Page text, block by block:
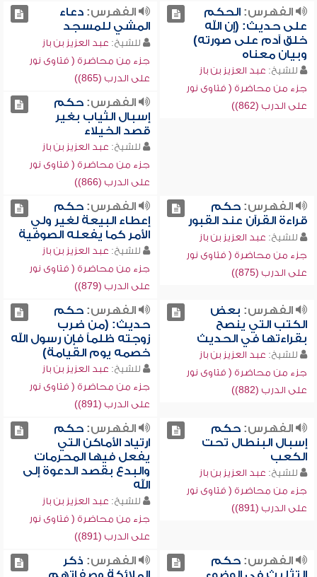
الفهرس:الحكم
على حديث: (إن الله
خلق آدم على صورته)
وبيان معناه
للشيخ: عبد العزيز بن باز
جزء من محاضرة ( فتاوى نور
على الدرب (862))
الفهرس:دعاء
المشي للمسجد
للشيخ: عبد العزيز بن باز
جزء من محاضرة ( فتاوى نور
على الدرب (865))
الفهرس:حكم
إسبال الثياب بغير
قصد الخيلاء
للشيخ: عبد العزيز بن باز
جزء من محاضرة ( فتاوى نور
على الدرب (866))
الفهرس:حكم
قراءة القرآن عند القبور
للشيخ: عبد العزيز بن باز
جزء من محاضرة ( فتاوى نور
على الدرب (875))
الفهرس:حكم
إعطاء البيعة لغير ولي
الأمر كما يفعله الصوفية
للشيخ: عبد العزيز بن باز
جزء من محاضرة ( فتاوى نور
على الدرب (879))
الفهرس: بعض
الكتب التي ينصح
بقراءتها في الحديث
للشيخ: عبد العزيز بن باز
جزء من محاضرة ( فتاوى نور
على الدرب (882))
الفهرس:حكم
حديث: (من ضرب
زوجته ظلماً فإن رسول الله
خصمه يوم القيامة)
للشيخ: عبد العزيز بن باز
جزء من محاضرة ( فتاوى نور
على الدرب (891))
الفهرس:حكم
إسبال البنطال تحت
الكعب
للشيخ: عبد العزيز بن باز
جزء من محاضرة ( فتاوى نور
على الدرب (891))
الفهرس:حكم
ارتياد الأماكن التي
يفعل فيها المحرمات
والبدع بقصد الدعوة إلى
الله
للشيخ: عبد العزيز بن باز
جزء من محاضرة ( فتاوى نور
على الدرب (891))
الفهرس:حكم
الفهرس: ذكر